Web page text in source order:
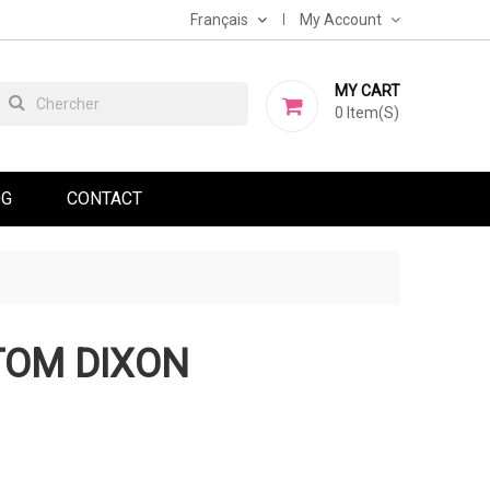
Français My Account
MY CART
0 Item(s)
CONTACT
DIXON